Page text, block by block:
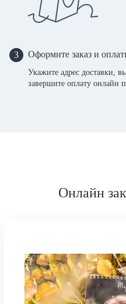
3 Оформите заказ и
Укажите адрес доставки,
завершите оплату онлайн
Онлайн